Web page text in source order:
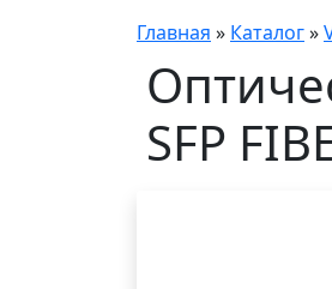
Главная » Каталог»
SFP